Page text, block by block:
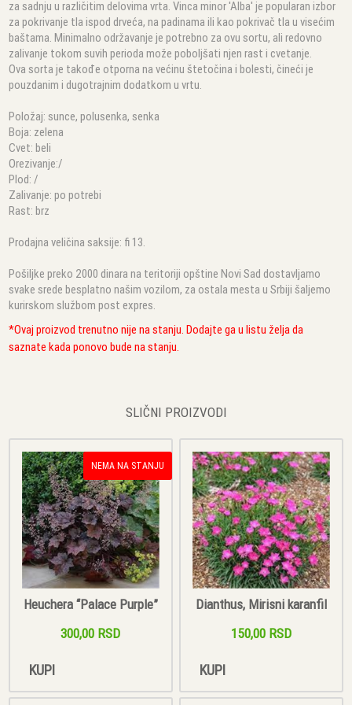
za sadnju u različitim delovima vrta. Vinca minor 'Alba' je popularan izbor
za pokrivanje tla ispod drveća, na padinama ili kao pokrivač tla u visećim
baštama. Minimalno održavanje je potrebno za ovu sortu, ali redovno
zalivanje tokom suvih perioda može poboljšati njen rast i cvetanje.
Ova sorta je takođe otporna na većinu štetočina i bolesti, čineći je
pouzdanim i dugotrajnim dodatkom u vrtu.
Položaj: sunce, polusenka, senka
Boja: zelena
Cvet: beli
Orezivanje:/
Plod: /
Zalivanje: po potrebi
Rast: brz
Prodajna veličina saksije: fi 13.
Pošiljke preko 2000 dinara na teritoriji opštine Novi Sad dostavljamo
svake srede besplatno našim vozilom, za ostala mesta u Srbiji šaljemo
kurirskom službom post expres.
*Ovaj proizvod trenutno nije na stanju. Dodajte ga u listu želja da
saznate kada ponovo bude na stanju.
SLIČNI PROIZVODI
NEMA NA STANJU
Heuchera “Palace Purple”
300,00 RSD
KUPI
Dianthus, Mirisni karanfil
150,00 RSD
KUPI